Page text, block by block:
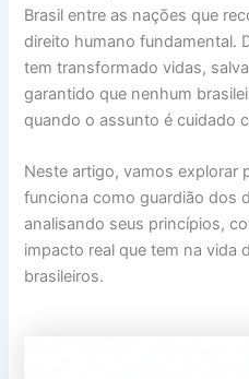
Brasil entre as nações que
direito humano fundamental.
tem transformado vidas,
garantido que nenhum
quando o assunto é cuidado
Neste artigo, vamos explorar
funciona como guardião dos
analisando seus princípios,
impacto real que tem na vida
brasileiros.